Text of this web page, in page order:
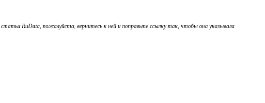
RuData, пожалуйста, вернитесь к ней и поправьте ссылку так, чтобы она указывала